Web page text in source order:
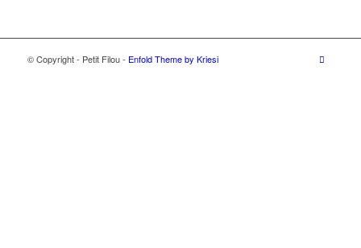
© Copyright - Petit Filou - Enfold Theme by Kriesi